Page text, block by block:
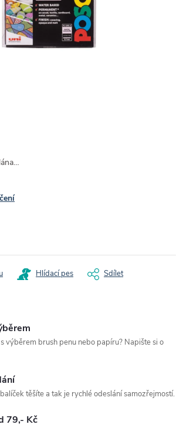
Hlídací pes Sdílet
výběrem brush penu nebo papíru? Napište si o
těšíte a tak je rychlé odeslání samozřejmostí.
79,- Kč